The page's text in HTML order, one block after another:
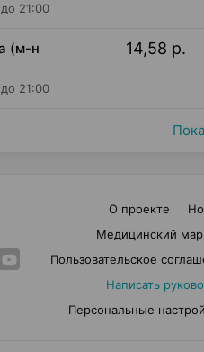
до 21:00
(м-н
до 21:00
14,58 р.
О проекте
Медицинский
Пользовательское
Написать
Персональные